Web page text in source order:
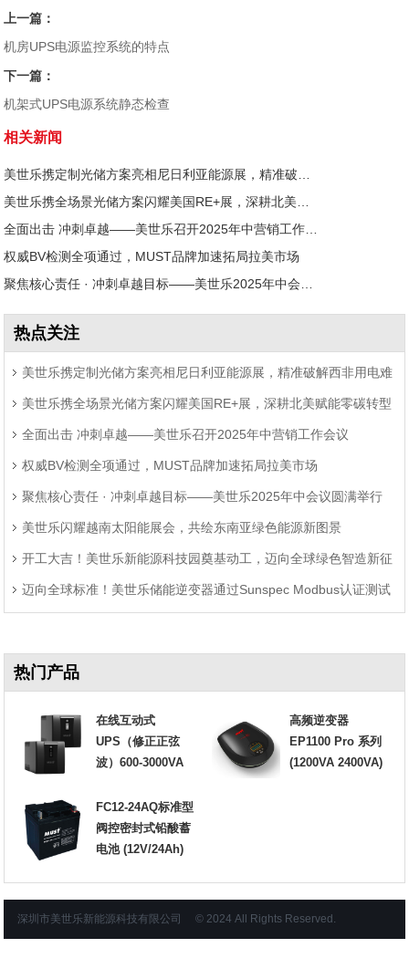
上一篇：
机房UPS电源监控系统的特点
下一篇：
机架式UPS电源系统静态检查
相关新闻
美世乐携定制光储方案亮相尼日利亚能源展，精准破解西非用电难题
美世乐携全场景光储方案闪耀美国RE+展，深耕北美赋能零碳转型
全面出击 冲刺卓越——美世乐召开2025年中营销工作会议
权威BV检测全项通过，MUST品牌加速拓局拉美市场
聚焦核心责任 · 冲刺卓越目标——美世乐2025年中会议圆满举行
热点关注
美世乐携定制光储方案亮相尼日利亚能源展，精准破解西非用电难
题 美世乐携全场景光储方案闪耀美国RE+展，深耕北美赋能零碳转型
全面出击 冲刺卓越——美世乐召开2025年中营销工作会议
权威BV检测全项通过，MUST品牌加速拓局拉美市场
聚焦核心责任 · 冲刺卓越目标——美世乐2025年中会议圆满举行
美世乐闪耀越南太阳能展会，共绘东南亚绿色能源新图景
开工大吉！美世乐新能源科技园奠基动工，迈向全球绿色智造新征
程 迈向全球标准！美世乐储能逆变器通过Sunspec Modbus认证测试
热门产品
在线互动式
UPS（修正正弦
波）600-3000VA
高频逆变器
EP1100 Pro 系列
(1200VA 2400VA)
FC12-24AQ标准型
阀控密封式铅酸蓄
电池 (12V/24Ah)
深圳市美世乐新能源科技有限公司 © 2024 All Rights Reserved.